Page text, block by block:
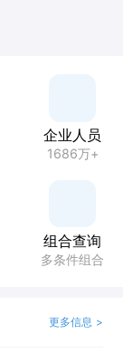
企业人员
1686万+
组合查询
多条件组合
更多信息 >